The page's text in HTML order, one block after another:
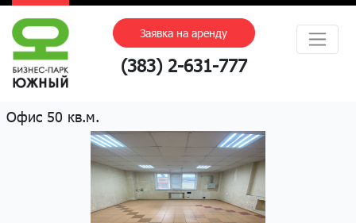
Заявка на аренду
(383) 2-631-777
Офис 50 кв.м.